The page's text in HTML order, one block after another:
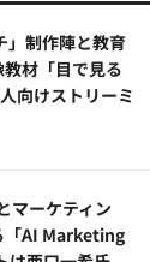
」制作陣と教育
材「目で見る
向けストリーミ
マーケティン
「AI Marketing